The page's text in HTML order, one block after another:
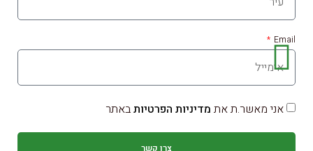
Email
אני מאשר.ת את מדיניות הפרטיותבאתר
צרו קשר